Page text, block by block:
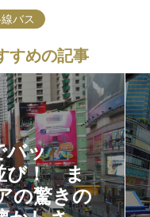
バス
すめの記事
バッ
び！ ま
の驚きの